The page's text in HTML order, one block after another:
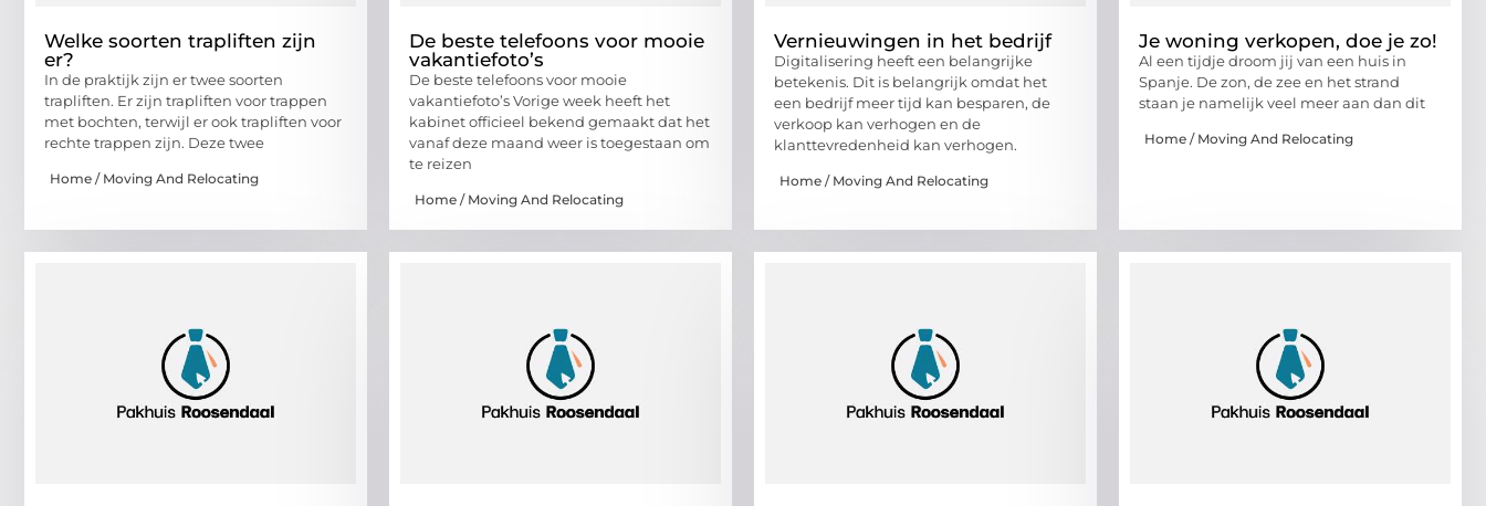
Welke soorten trapliften zijn
er?
In de praktijk zijn er twee soorten
trapliften. Er zijn trapliften voor trappen
met bochten, terwijl er ook trapliften voor
rechte trappen zijn. Deze twee
Home / Moving And Relocating
De beste telefoons voor mooie
vakantiefoto’s
De beste telefoons voor mooie
vakantiefoto’s Vorige week heeft het
kabinet officieel bekend gemaakt dat het
vanaf deze maand weer is toegestaan om
te reizen
Home / Moving And Relocating
Vernieuwingen in het bedrijf
Digitalisering heeft een belangrijke
betekenis. Dit is belangrijk omdat het
een bedrijf meer tijd kan besparen, de
verkoop kan verhogen en de
klanttevredenheid kan verhogen.
Home / Moving And Relocating
Je woning verkopen, doe je zo!
Al een tijdje droom jij van een huis in
Spanje. De zon, de zee en het strand
staan je namelijk veel meer aan dan dit
Home / Moving And Relocating